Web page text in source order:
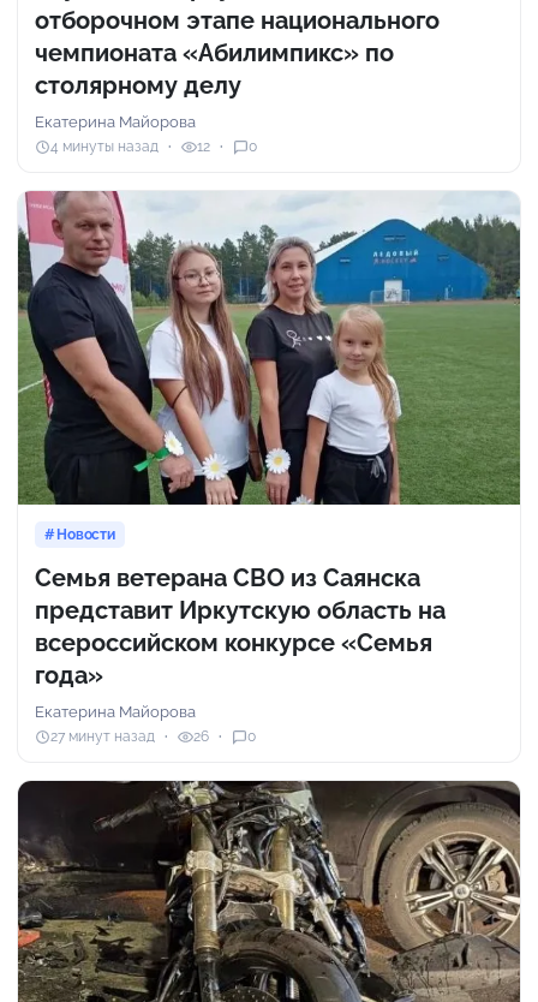
отборочном этапе национального
чемпионата «Абилимпикс» по
столярному делу
Екатерина Майорова
4 минуты назад 12 0
Новости
Семья ветерана СВО из Саянска
представит Иркутскую область на
всероссийском конкурсе «Семья
года»
Екатерина Майорова
27 минут назад 26 0